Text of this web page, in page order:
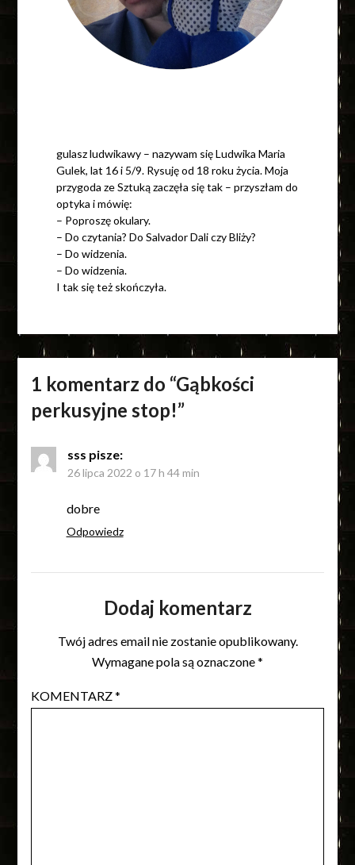
gulasz ludwikawy – nazywam się Ludwika Maria
Gulek, lat 16 i 5/9. Rysuję od 18 roku życia. Moja
przygoda ze Sztuką zaczęła się tak – przyszłam do
optyka i mówię:
– Poproszę okulary.
– Do czytania? Do Salvador Dali czy Bliży?
– Do widzenia.
– Do widzenia.
I tak się też skończyła.
1 komentarz do “Gąbkości
perkusyjne stop!”
sss pisze:
26 lipca 2022 o 17 h 44 min
dobre
Odpowiedz
Dodaj komentarz
Twój adres email nie zostanie opublikowany.
Wymagane pola są oznaczone*
KOMENTARZ*